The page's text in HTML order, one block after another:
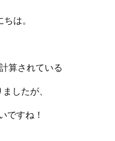
ちは。
算されている
したが、
ですね！